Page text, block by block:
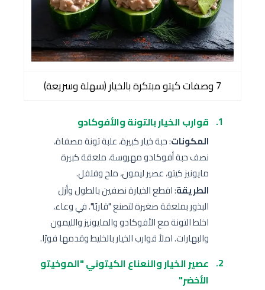
7 وصفات كيتو مبتكرة بالخيار (سهلة وسريعة)
قوارب الخيار بالتونة والأفوكادو
المكونات: حبة خيار كبيرة، علبة تونة مصفاة،
نصف حبة أفوكادو مهروسة، ملعقة كبيرة
مايونيز كيتو، عصير ليمون، ملح وفلفل.
الطريقة: اقطع الخيارة نصفين بالطول وأزل
البذور بملعقة صغيرة لتصنع "قاربًا". في وعاء،
اخلط التونة مع الأفوكادو والمايونيز والليمون
والبهارات. املأ قوارب الخيار بالخليط وقدمها فورًا.
عصير الخيار والنعناع الكيتوني "الموخيتو
الأخضر"